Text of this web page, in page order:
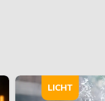
LICHT